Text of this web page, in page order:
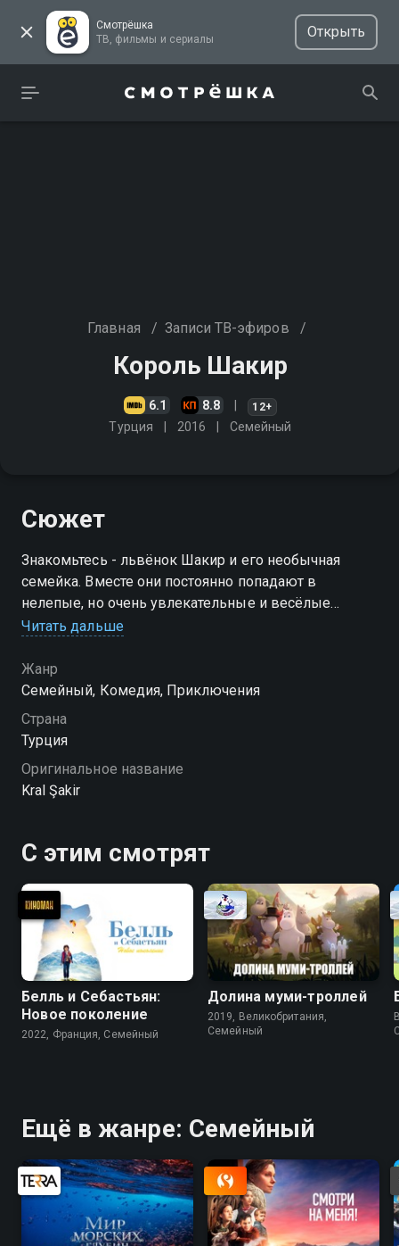
Смотрёшка
ТВ, фильмы и сериалы
Открыть
Главная / Записи ТВ-эфиров /
Король Шакир
6.1 8.8 12+
Турция 2016 Cемейный
Сюжет
Знакомьтесь - львёнок Шакир и его необычная
семейка. Вместе они постоянно попадают в
нелепые, но очень увлекательные и весёлые
истории: перемещаются во времени, путешествуют
восстанием машин и многое другое
Читать дальше
Жанр
Cемейный, Комедия, Приключения
Страна
Турция
Оригинальное название
Kral Şakir
С этим смотрят
Белль и Себастьян:
Новое поколение
2022, Франция, Cемейный
Долина муми-троллей
2019, Великобритания,
Cемейный
Ещё в жанре: Cемейный